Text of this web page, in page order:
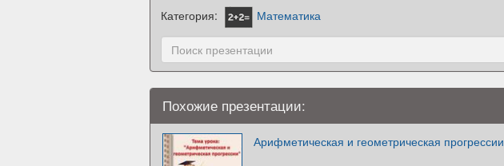
Категория: Математика
Похожие презентации:
Арифметическая и геометрическая прогрессии